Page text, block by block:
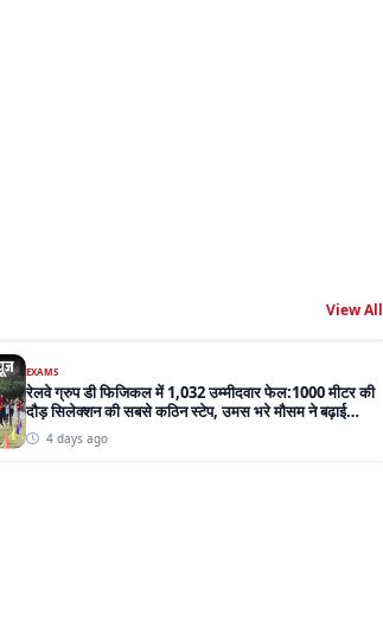
View All
EXAMS
रेलवे ग्रुप डी फिजिकल में 1,032 उम्मीदवार फेल:1000 मीटर की
दौड़ सिलेक्शन की सबसे कठिन स्टेप, उमस भरे मौसम ने बढ़ाई
परेशानी4 days ago